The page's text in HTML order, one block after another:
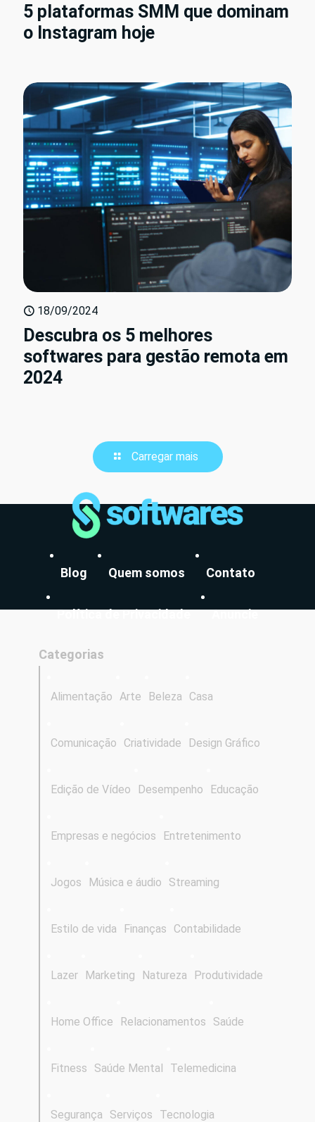
5 plataformas SMM que dominam
o Instagram hoje
18/09/2024
Descubra os 5 melhores
softwares para gestão remota em
2024
Carregar mais
Blog Quem somos Contato
Política de Privacidade Anuncie
Categorias
Alimentação Arte Beleza Casa
Comunicação Criatividade Design Gráfico
Edição de Vídeo Desempenho Educação
Empresas e negócios Entretenimento
Jogos Música e áudio Streaming
Estilo de vida Finanças Contabilidade
Lazer Marketing Natureza Produtividade
Home Office Relacionamentos Saúde
Fitness Saúde Mental Telemedicina
Segurança Serviços Tecnologia